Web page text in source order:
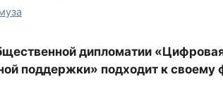
дипломатии «Цифровая
поддержки» подходит к своему